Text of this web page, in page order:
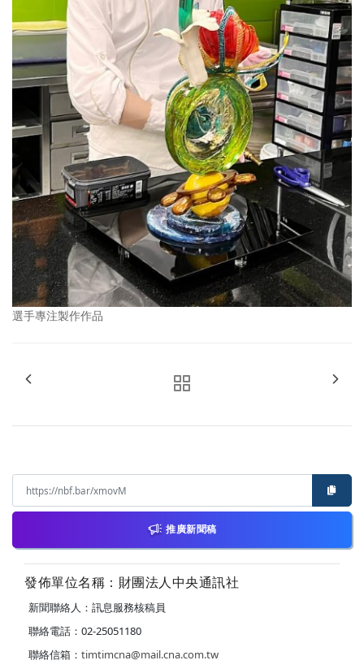
選手專注製作作品
推廣新聞稿
發佈單位名稱：財團法人中央通訊社
新聞聯絡人：訊息服務核稿員
聯絡電話：02-25051180
聯絡信箱： timtimcna@mail.cna.com.tw